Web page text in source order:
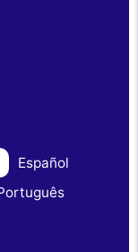
Español